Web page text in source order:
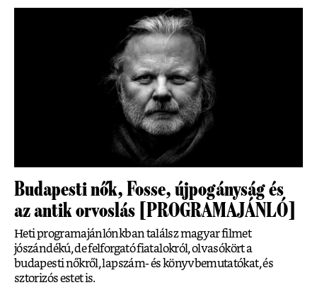
Budapesti nők, Fosse, újpogányság és
az antik orvoslás [PROGRAMAJÁNLÓ]
Heti programajánlónkban találsz magyar filmet
jószándékú, de felforgató fiatalokról, olvasókört a
budapesti nőkről, lapszám- és könyvbemutatókat, és
sztorizós estet is.